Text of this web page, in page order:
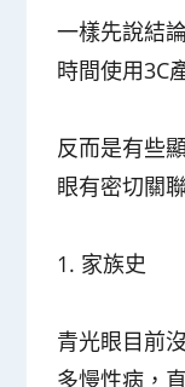
一樣先說結
時間使用3C
反而是有些
眼有密切關
1. 家族史
青光眼目前
多慢性病，